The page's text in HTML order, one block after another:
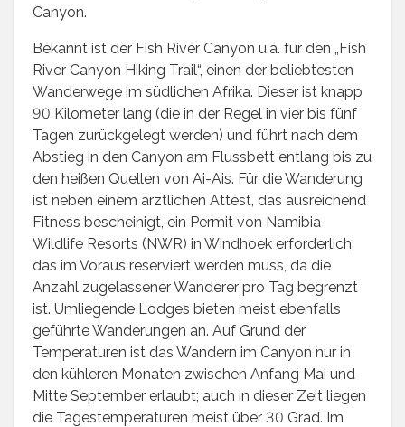
Canyon.
Bekannt ist der Fish River Canyon u.a. für den „Fish
River Canyon Hiking Trail“, einen der beliebtesten
Wanderwege im südlichen Afrika. Dieser ist knapp
90 Kilometer lang (die in der Regel in vier bis fünf
Tagen zurückgelegt werden) und führt nach dem
Abstieg in den Canyon am Flussbett entlang bis zu
den heißen Quellen von Ai-Ais. Für die Wanderung
ist neben einem ärztlichen Attest, das ausreichend
Fitness bescheinigt, ein Permit von Namibia
Wildlife Resorts (NWR) in Windhoek erforderlich,
das im Voraus reserviert werden muss, da die
Anzahl zugelassener Wanderer pro Tag begrenzt
ist. Umliegende Lodges bieten meist ebenfalls
geführte Wanderungen an. Auf Grund der
Temperaturen ist das Wandern im Canyon nur in
den kühleren Monaten zwischen Anfang Mai und
Mitte September erlaubt; auch in dieser Zeit liegen
die Tagestemperaturen meist über 30 Grad. Im